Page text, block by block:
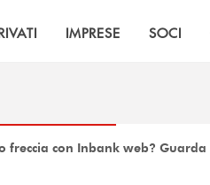
IMPRESE SOCI
freccia con Inbank web?